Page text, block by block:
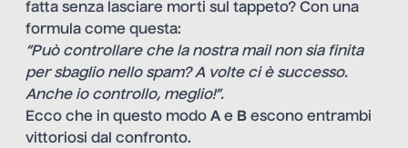
fatta senza lasciare morti sul tappeto? Con una
formula come questa:
“Può controllare che la nostra mail non sia finita
per sbaglio nello spam? A volte ci è successo.
Anche io controllo, meglio!”.
Ecco che in questo modo A e B escono entrambi
vittoriosi dal confronto.